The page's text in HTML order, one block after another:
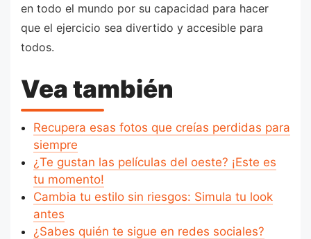
en todo el mundo por su capacidad para hacer
que el ejercicio sea divertido y accesible para
todos.
Vea también
Recupera esas fotos que creías perdidas para
siempre
¿Te gustan las películas del oeste? ¡Este es
tu momento!
Cambia tu estilo sin riesgos: Simula tu look
antes
¿Sabes quién te sigue en redes sociales?